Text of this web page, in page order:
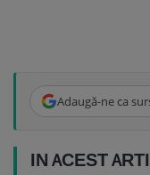
Adaugă-ne ca
IN ACEST